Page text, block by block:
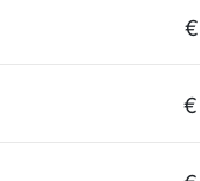
€
€